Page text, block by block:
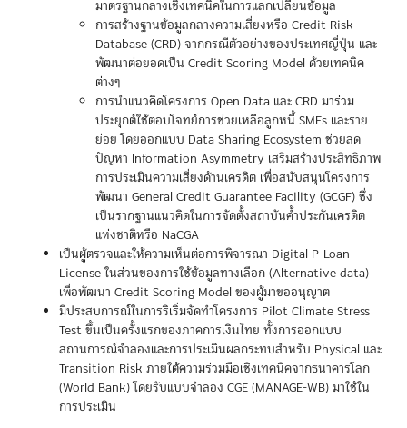
มาตรฐานกลางเชิงเทคนิคในการแลกเปลี่ยนข้อมูล
การสร้างฐานข้อมูลกลางความเสี่ยงหรือ Credit Risk
Database (CRD) จากกรณีตัวอย่างของประเทศญี่ปุ่น และ
พัฒนาต่อยอดเป็น Credit Scoring Model ด้วยเทคนิค
ต่างๆ
การนำแนวคิดโครงการ Open Data และ CRD มาร่วม
ประยุกต์ใช้ตอบโจทย์การช่วยเหลือลูกหนี้ SMEs และราย
ย่อย โดยออกแบบ Data Sharing Ecosystem ช่วยลด
ปัญหา Information Asymmetry เสริมสร้างประสิทธิภาพ
การประเมินความเสี่ยงด้านเครดิต เพื่อสนับสนุนโครงการ
พัฒนา General Credit Guarantee Facility (GCGF) ซึ่ง
เป็นรากฐานแนวคิดในการจัดตั้งสถาบันค้ำประกันเครดิต
แห่งชาติหรือ NaCGA
เป็นผู้ตรวจและให้ความเห็นต่อการพิจารณา Digital P-Loan
License ในส่วนของการใช้ข้อมูลทางเลือก (Alternative data)
เพื่อพัฒนา Credit Scoring Model ของผู้มาขออนุญาต
มีประสบการณ์ในการริเริ่มจัดทำโครงการ Pilot Climate Stress
Test ขึ้นเป็นครั้งแรกของภาคการเงินไทย ทั้งการออกแบบ
สถานการณ์จำลองและการประเมินผลกระทบสำหรับ Physical และ
Transition Risk ภายใต้ความร่วมมือเชิงเทคนิคจากธนาคารโลก
(World Bank) โดยรับแบบจำลอง CGE (MANAGE-WB) มาใช้ใน
การประเมิน